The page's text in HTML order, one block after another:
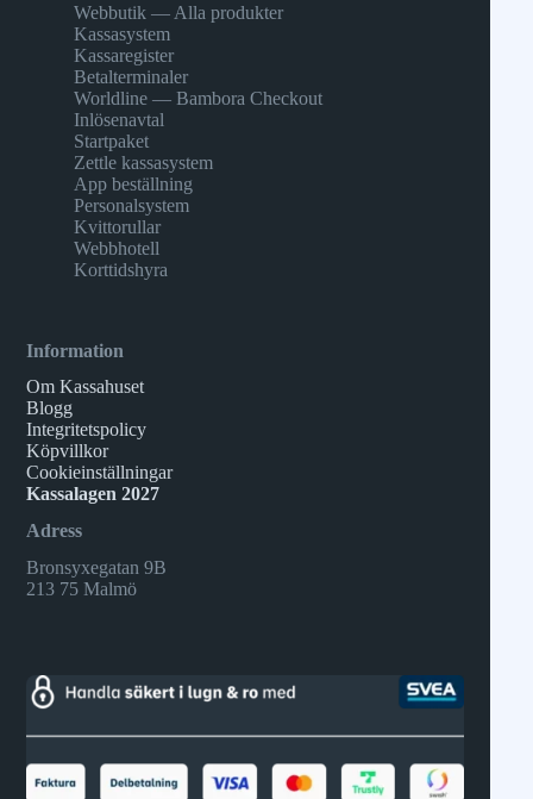
Webbutik — Alla produkter
Kassasystem
Kassaregister
Betalterminaler
Worldline — Bambora Checkout
Inlösenavtal
Startpaket
Zettle kassasystem
App beställning
Personalsystem
Kvittorullar
Webbhotell
Korttidshyra
Information
Om Kassahuset
Blogg
Integritetspolicy
Köpvillkor
Cookieinställningar
Kassalagen 2027
Adress
Bronsyxegatan 9B
213 75 Malmö